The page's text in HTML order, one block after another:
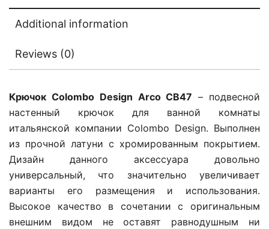
Additional information
Reviews (0)
Крючок Colombo Design Arco CB47 – подвесной
настенный крючок для ванной комнаты
итальянской компании Colombo Design. Выполнен
из прочной латуни с хромированным покрытием.
Дизайн данного аксессуара довольно
универсальный, что значительно увеличивает
варианты его размещения и использования.
Высокое качество в сочетании с оригинальным
внешним видом не оставят равнодушным ни